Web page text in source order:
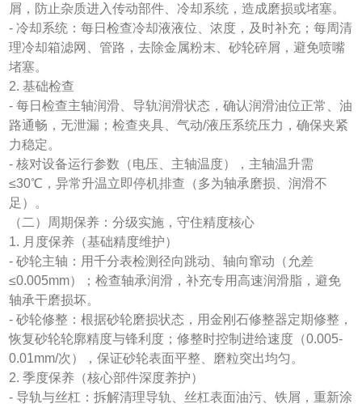
屑，防止杂质进入传动部件、冷却系统，造成磨损或堵塞。
- 冷却系统：每日检查冷却液液位、浓度，及时补充；每周清
理冷却箱滤网、管路，去除金属粉末、砂轮碎屑，避免喷嘴
堵塞。
2. 基础检查
- 每日检查主轴润滑、导轨润滑状态，确认润滑油位正常、油
路通畅，无泄漏；检查夹具、气动/液压系统压力，确保夹紧
力稳定。
- 核对设备运行参数（电压、主轴温度），主轴温升需
≤30℃，异常升温立即停机排查（多为轴承磨损、润滑不
足）。
（二）周期保养：分级实施，守住精度核心
1. 月度保养（基础精度维护）
- 砂轮主轴：用千分表检测径向跳动、轴向窜动（允差
≤0.005mm）；检查轴承润滑，补充专用高速润滑脂，避免
轴承干磨损坏。
- 砂轮修整：根据砂轮磨损状态，用金刚石修整器定期修整，
恢复砂轮轮廓精度与锋利度；修整时控制进给速度（0.005-
0.01mm/次），保证砂轮表面平整、磨粒突出均匀。
2. 季度保养（核心部件深度养护）
- 导轨与丝杠：拆解清理导轨、丝杠表面油污、铁屑，重新涂